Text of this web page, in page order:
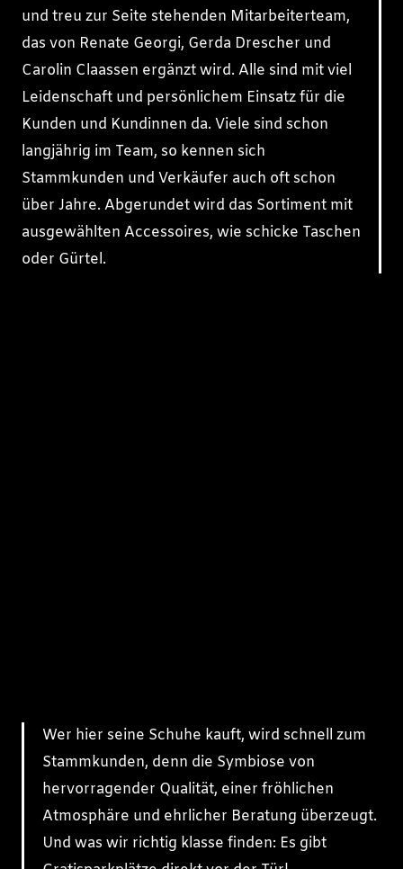
und treu zur Seite stehenden Mitarbeiterteam,
das von Renate Georgi, Gerda Drescher und
Carolin Claassen ergänzt wird. Alle sind mit viel
Leidenschaft und persönlichem Einsatz für die
Kunden und Kundinnen da. Viele sind schon
langjährig im Team, so kennen sich
Stammkunden und Verkäufer auch oft schon
über Jahre. Abgerundet wird das Sortiment mit
ausgewählten Accessoires, wie schicke Taschen
oder Gürtel.
Wer hier seine Schuhe kauft, wird schnell zum
Stammkunden, denn die Symbiose von
hervorragender Qualität, einer fröhlichen
Atmosphäre und ehrlicher Beratung überzeugt.
Und was wir richtig klasse finden: Es gibt